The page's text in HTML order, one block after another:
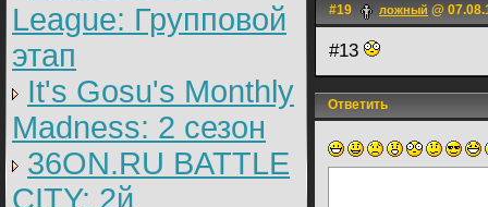
League: Групповой
этап
It's Gosu's Monthly
Madness: 2 сезон
36ON.RU BATTLE
CITY: 2й
#19 ложный @
#13
Ответить